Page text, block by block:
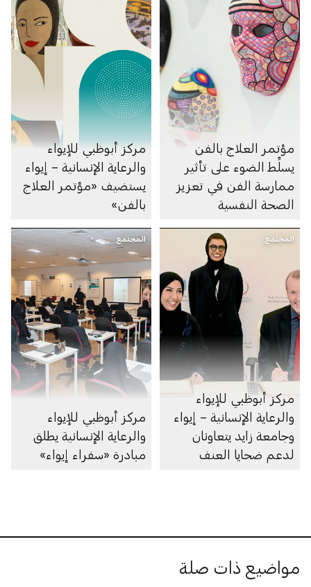
مؤتمر العلاج بالفن
يسلِّط الضوء على تأثير
ممارسة الفن في تعزيز
الصحة النفسية
مركز أبوظبي للإيواء
والرعاية الإنسانية – إيواء
يستضيف «مؤتمر العلاج
بالفن»
المجتمع
مركز أبوظبي للإيواء
والرعاية الإنسانية – إيواء
وجامعة زايد يتعاونان
لدعم ضحايا العنف
المجتمع
مركز أبوظبي للإيواء
والرعاية الإنسانية يطلق
مبادرة «سفراء إيواء»
مواضيع ذات صلة